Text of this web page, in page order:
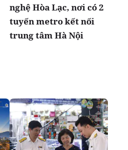
nghệ Hòa Lạc, nơi có 2
tuyến metro kết nối
trung tâm Hà Nội